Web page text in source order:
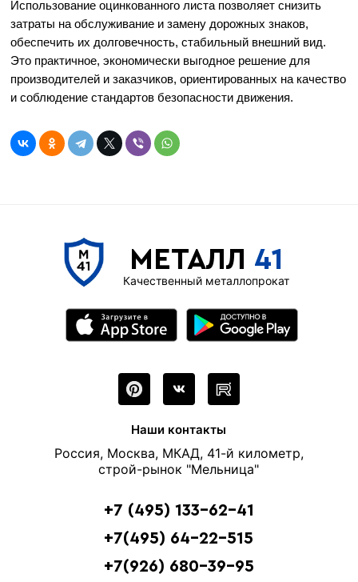
Использование оцинкованного листа позволяет снизить
затраты на обслуживание и замену дорожных знаков,
обеспечить их долговечность, стабильный внешний вид.
Это практичное, экономически выгодное решение для
производителей и заказчиков, ориентированных на качество
и соблюдение стандартов безопасности движения.
МЕТАЛЛ 41
Качественный металлопрокат
Наши контакты
Россия, Москва, МКАД, 41-й километр,
строй-рынок "Мельница"
+7 (495) 133-62-41
+7(495) 64-22-515
+7(926) 680-39-95